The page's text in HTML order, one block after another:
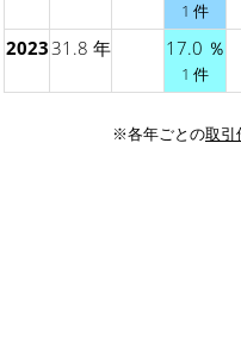
1 件
2023 31.8 年 17.0 ％
1 件
※各年ごとの取引